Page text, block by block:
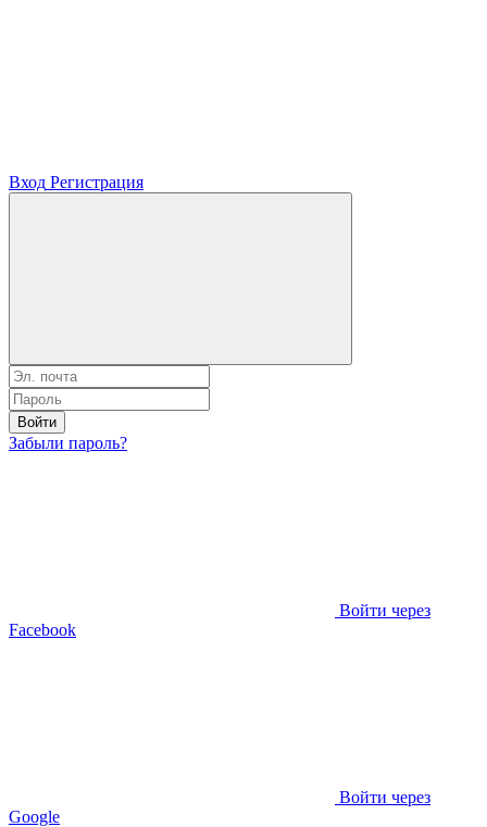
Вход Регистрация
Войти
Забыли пароль?
Войти через
Facebook
Войти через
Google